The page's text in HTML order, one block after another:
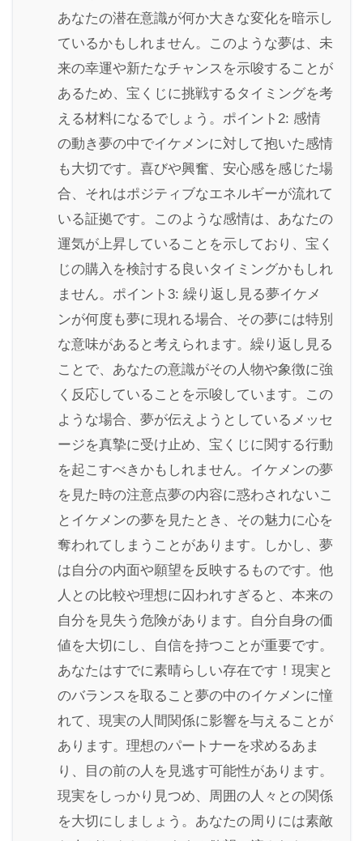
あなたの潜在意識が何か大きな変化を暗示し
ているかもしれません。このような夢は、未
来の幸運や新たなチャンスを示唆することが
あるため、宝くじに挑戦するタイミングを考
える材料になるでしょう。ポイント2: 感情
の動き夢の中でイケメンに対して抱いた感情
も大切です。喜びや興奮、安心感を感じた場
合、それはポジティブなエネルギーが流れて
いる証拠です。このような感情は、あなたの
運気が上昇していることを示しており、宝く
じの購入を検討する良いタイミングかもしれ
ません。ポイント3: 繰り返し見る夢イケメ
ンが何度も夢に現れる場合、その夢には特別
な意味があると考えられます。繰り返し見る
ことで、あなたの意識がその人物や象徴に強
く反応していることを示唆しています。この
ような場合、夢が伝えようとしているメッセ
ージを真摯に受け止め、宝くじに関する行動
を起こすべきかもしれません。イケメンの夢
を見た時の注意点夢の内容に惑わされないこ
とイケメンの夢を見たとき、その魅力に心を
奪われてしまうことがあります。しかし、夢
は自分の内面や願望を反映するものです。他
人との比較や理想に囚われすぎると、本来の
自分を見失う危険があります。自分自身の価
値を大切にし、自信を持つことが重要です。
あなたはすでに素晴らしい存在です！現実と
のバランスを取ること夢の中のイケメンに憧
れて、現実の人間関係に影響を与えることが
あります。理想のパートナーを求めるあま
り、目の前の人を見逃す可能性があります。
現実をしっかり見つめ、周囲の人々との関係
を大切にしましょう。あなたの周りには素敵